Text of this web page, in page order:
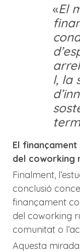
«El
l, la
El
del coworking
Finalment,
conclusió
finançament
del coworking
comunitat o
Aquesta